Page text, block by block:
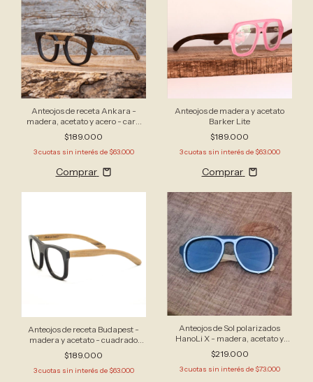
Anteojos de receta Ankara -
madera, acetato y acero - cara
grande
$189.000
3cuotas sin interés de $63.000
Comprar
Anteojos de madera y acetato
Barker Lite
$189.000
3cuotas sin interés de $63.000
Comprar
Anteojos de receta Budapest -
madera y acetato - cuadrado
grande
$189.000
3cuotas sin interés de $63.000
Anteojos de Sol polarizados
HanoLi X - madera, acetato y
acero - aviador grande
$219.000
3cuotas sin interés de $73.000